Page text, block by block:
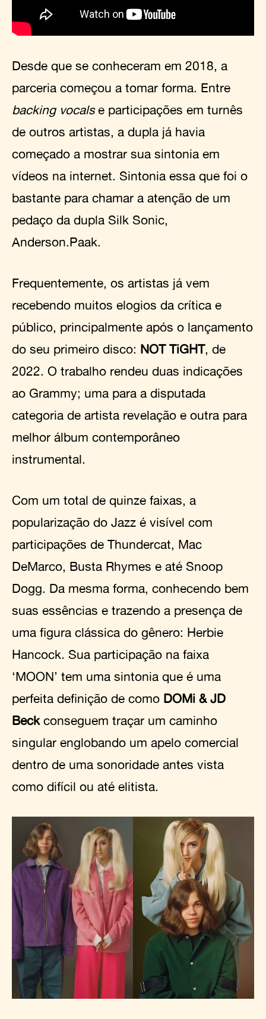
Desde que se conheceram em 2018, a
parceria começou a tomar forma. Entre
backing vocalse participações em turnês
de outros artistas, a dupla já havia
começado a mostrar sua sintonia em
vídeos na internet. Sintonia essa que foi o
bastante para chamar a atenção de um
pedaço da dupla Silk Sonic,
Anderson.Paak.
Frequentemente, os artistas já vem
recebendo muitos elogios da crítica e
público, principalmente após o lançamento
do seu primeiro disco: NOT TiGHT, de
2022. O trabalho rendeu duas indicações
ao Grammy; uma para a disputada
categoria de artista revelação e outra para
melhor álbum contemporâneo
instrumental.
Com um total de quinze faixas, a
popularização do Jazz é visível com
participações de Thundercat, Mac
DeMarco, Busta Rhymes e até Snoop
Dogg. Da mesma forma, conhecendo bem
suas essências e trazendo a presença de
uma figura clássica do gênero: Herbie
Hancock. Sua participação na faixa
‘MOON’ tem uma sintonia que é uma
perfeita definição de como DOMi & JD
Beck conseguem traçar um caminho
singular englobando um apelo comercial
dentro de uma sonoridade antes vista
como difícil ou até elitista.